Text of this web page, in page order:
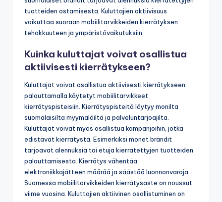
tuotteiden ostamisesta. Kuluttajien aktiivisuus
vaikuttaa suoraan mobiilitarvikkeiden kierrätyksen
tehokkuuteen ja ympäristövaikutuksiin.
Kuinka kuluttajat voivat osallistua
aktiivisesti kierrätykseen?
Kuluttajat voivat osallistua aktiivisesti kierrätykseen
palauttamalla käytetyt mobiilitarvikkeet
kierrätyspisteisiin. Kierrätyspisteitä löytyy monilta
suomalaisilta myymälöiltä ja palveluntarjoajilta.
Kuluttajat voivat myös osallistua kampanjoihin, jotka
edistävät kierrätystä. Esimerkiksi monet brändit
tarjoavat alennuksia tai etuja kierrätettyjen tuotteiden
palauttamisesta. Kierrätys vähentää
elektroniikkajätteen määrää ja säästää luonnonvaroja.
Suomessa mobiilitarvikkeiden kierrätysaste on noussut
viime vuosina. Kuluttajien aktiivinen osallistuminen on